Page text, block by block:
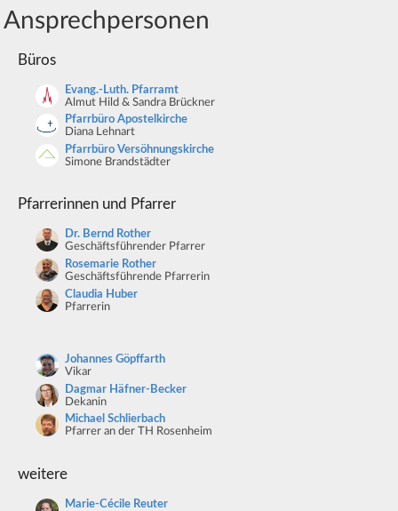
Ansprechpersonen
Büros
Evang.-Luth. Pfarramt
Almut Hild & Sandra Brückner
Pfarrbüro Apostelkirche
Diana Lehnart
Pfarrbüro Versöhnungskirche
Simone Brandstädter
Pfarrerinnen und Pfarrer
Dr. Bernd Rother
Geschäftsführender Pfarrer
Rosemarie Rother
Geschäftsführende Pfarrerin
Claudia Huber
Pfarrerin
Johannes Göpffarth
Vikar
Dagmar Häfner-Becker
Dekanin
Michael Schlierbach
Pfarrer an der TH Rosenheim
weitere
Marie-Cécile Reuter